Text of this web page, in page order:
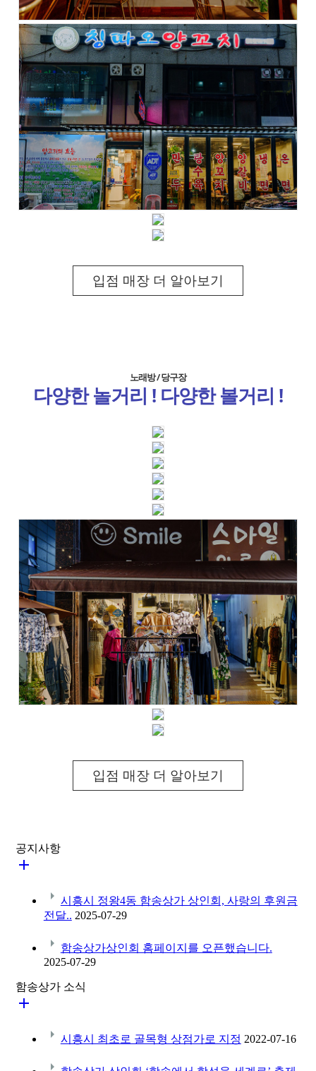
입점 매장 더 알아보기
노래방 / 당구장
다양한 놀거리 ! 다양한 볼거리 !
입점 매장 더 알아보기
공지사항

 시흥시 정왕4동 함송상가 상인회, 사랑의 후원금
전달.. 2025-07-29
 함송상가상인회 홈페이지를 오픈했습니다.
2025-07-29
함송상가 소식

 시흥시 최초로 골목형 상점가로 지정 2022-07-16
